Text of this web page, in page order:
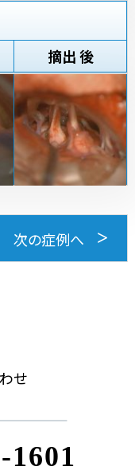
摘出 後
次の症例へ
せ
1601